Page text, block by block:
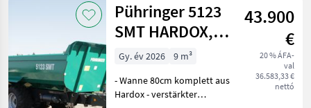
MARKETPLACE
Marketplace
Kereskedői
ajánlatok
Pühringer 5123
SMT HARDOX,
20t
43.900
€
20 % ÁFA-
val
36.583,33 €
nettó
Gy. év 2026
9 m³
- Wanne 80cm komplett aus
Hardox - verstärkter